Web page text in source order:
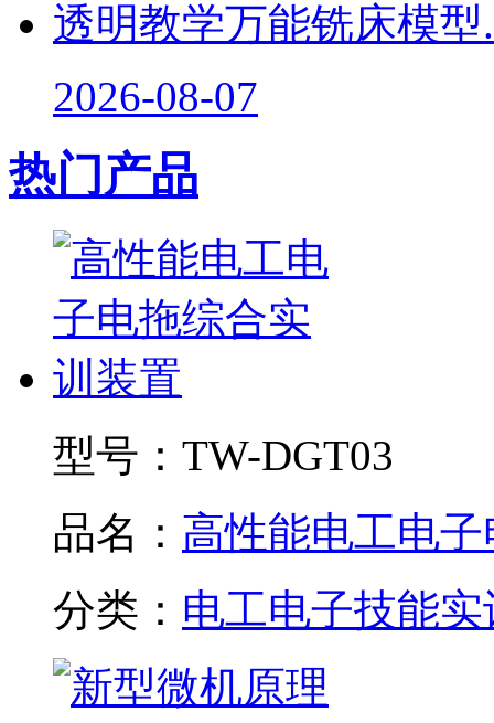
透明教学万能铣床模型
2026-08-07
热门产品
型号： TW-DGT03
品名： 高性能电工电子
分类： 电工电子技能